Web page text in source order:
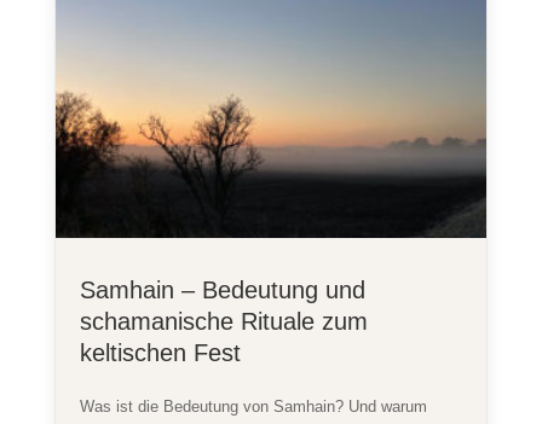
Samhain – Bedeutung und
schamanische Rituale zum
keltischen Fest
Was ist die Bedeutung von Samhain? Und warum